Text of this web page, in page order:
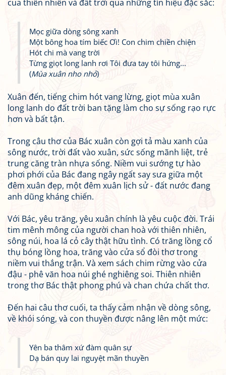
cua thiên nhiên và đất trời qua những tín hiệu đặc sắc:
Mọc giữa dòng sông xanh
Một bông hoa tím biếc Ơi! Con chim chiền chiện
Hót chi mà vang trời
Từng giọt long lanh rơi Tôi đưa tay tôi hứng...
(Mùa xuân nho nhỏ)
Xuân đến, tiếng chim hót vang lừng, giọt mùa xuân
long lanh do đất trời ban tặng làm cho sự sống rạo rực
hơn và bất tận.
Trong câu thơ của Bác xuân còn gợi tả màu xanh của
sông nước, trời đất vào xuân, sức sống mãnh liệt, trẻ
trung căng tràn nhựa sống. Niềm vui sướng tự hào
phơi phới của Bác đang ngây ngất say sưa giữa một
đêm xuân đẹp, một đêm xuân lịch sử - đất nước đang
anh dũng kháng chiến.
Với Bác, yêu trăng, yêu xuân chính là yêu cuộc đời. Trái
tim mênh mông của người chan hoà với thiên nhiên,
sông núi, hoa lá cỏ cây thật hữu tình. Có trăng lồng cổ
thụ bóng lồng hoa, trăng vào cửa sổ đòi thơ trong
niềm vui thắng trận. Và xem sách chim rừng vào cửa
đậu - phê văn hoa núi ghé nghiêng soi. Thiên nhiên
trong thơ Bác thật phong phú và chan chứa chất thơ.
Đến hai câu thơ cuối, ta thấy cảm nhận về dòng sông,
về khói sóng, và con thuyền được nâng lên một mức:
Yên ba thâm xứ đàm quân sự
Dạ bán quy lai nguyệt mãn thuyền